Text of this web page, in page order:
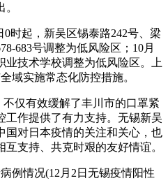
0时起，新吴区锡泰路242号、梁
683号调整为低风险区；10月
业技术学校调整为低风险区。上
域实施常态化防控措施。
不仅有效缓解了丰川市的口罩紧
工作提供了有力支持。无锡新吴
国对日本疫情的关注和关心，也
支持、共克时艰的友好情谊。
例情况(12月2日无锡疫情阳性